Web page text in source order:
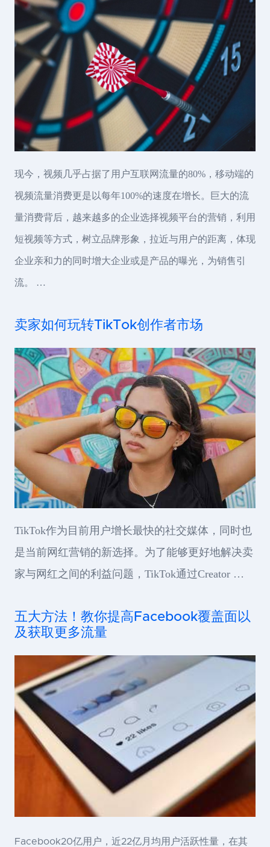
现今，视频几乎占据了用户互联网流量的80%，移动端的
视频流量消费更是以每年100%的速度在增长。巨大的流
量消费背后，越来越多的企业选择视频平台的营销，利用
短视频等方式，树立品牌形象，拉近与用户的距离，体现
企业亲和力的同时增大企业或是产品的曝光，为销售引
流。 …
卖家如何玩转TikTok创作者市场
TikTok作为目前用户增长最快的社交媒体，同时也
是当前网红营销的新选择。为了能够更好地解决卖
家与网红之间的利益问题，TikTok通过Creator …
五大方法！教你提高Facebook覆盖面以
及获取更多流量
Facebook20亿用户，近22亿月均用户活跃性量，在其